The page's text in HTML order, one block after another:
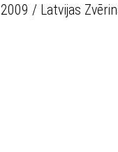
2009 / Latvijas